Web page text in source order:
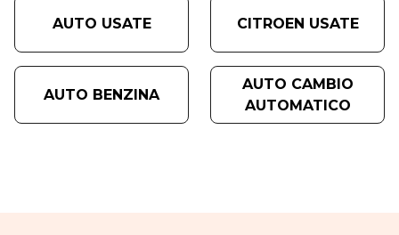
AUTO USATE CITROEN USATE
AUTO BENZINA
AUTO CAMBIO
AUTOMATICO